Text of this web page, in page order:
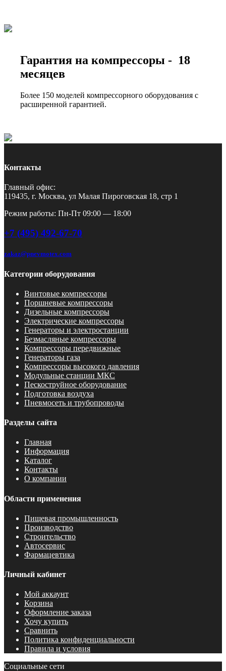
Гарантия на компрессоры - 18
месяцев
Более 150 моделей компрессорного оборудования с
расширенной гарантией.
Контакты
Главный офис:
119435, г. Москва, ул Малая Пироговская 18, стр 1
Режим работы: Пн-Пт 09:00 — 18:00
+7 (495) 492-67-70
zakaz@pnevmotex.com
Категории оборудования
Винтовые компрессоры
Поршневые компрессоры
Дизельные компрессоры
Электрические компрессоры
Генераторы и электростанции
Безмасляные компрессоры
Компрессоры передвижные
Генераторы газа
Компрессоры высокого давления
Модульные станции МКС
Пескоструйное оборудование
Подготовка воздуха
Пневмосеть и трубопроводы
Разделы сайта
Главная
Информация
Каталог
Контакты
О компании
Области применения
Пищевая промышленность
Производство
Строительство
Автосервис
Фармацевтика
Личный кабинет
Мой аккаунт
Корзина
Оформление заказа
Хочу купить
Сравнить
Политика конфиденциальности
Правила и условия
Социальные сети